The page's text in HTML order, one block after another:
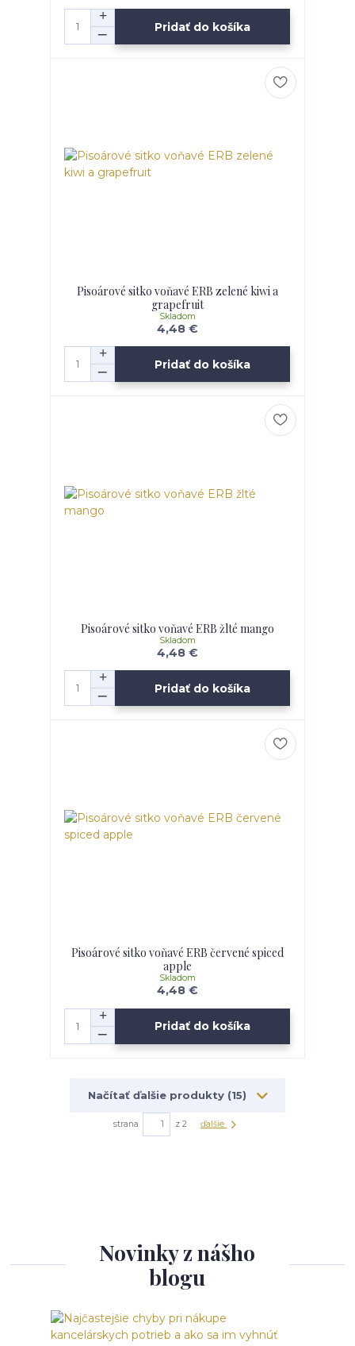
Pridať do košíka
Pisoárové sitko voňavé ERB zelené kiwi a
grapefruit
4,48 €
Skladom
Pridať do košíka
Pisoárové sitko voňavé ERB žlté mango
4,48 €
Skladom
Pridať do košíka
Pisoárové sitko voňavé ERB červené spiced
apple
4,48 €
Skladom
Pridať do košíka
Načítať ďalšie produkty (15)
strana z 2 ďalšie
Novinky z nášho
blogu